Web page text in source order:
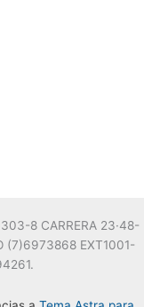
8 CARRERA 23·48-
(7)6973868 EXT1001-